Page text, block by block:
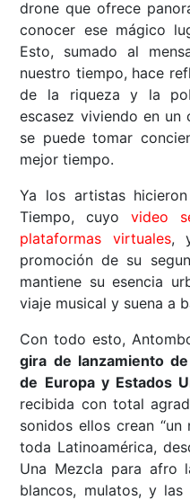
drone que ofrece
conocer ese mágico
Esto, sumado al
nuestro tiempo, hace
de la riqueza y la
escasez viviendo en un
se puede tomar
mejor tiempo.
Ya los artistas
Tiempo, cuyo video
plataformas virtuales,
promoción de su
mantiene su esencia
viaje musical y suena a
Con todo esto,
gira de lanzamiento
de Europa y Estados
recibida con total
sonidos ellos crean
toda Latinoamérica,
Una Mezcla para afro
blancos, mulatos, y